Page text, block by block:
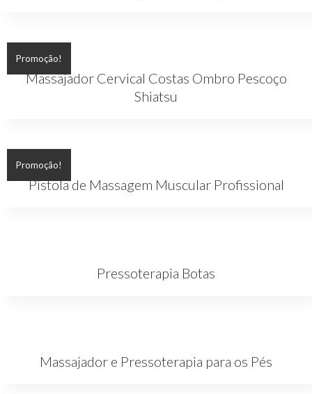
Promoção!
Massajador Cervical Costas Ombro Pescoço
Shiatsu
Promoção!
Pistola de Massagem Muscular Profissional
Pressoterapia Botas
Massajador e Pressoterapia para os Pés